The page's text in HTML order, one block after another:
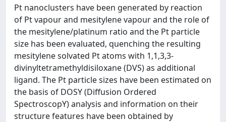
Pt nanoclusters have been generated by reaction
of Pt vapour and mesitylene vapour and the role of
the mesitylene/platinum ratio and the Pt particle
size has been evaluated, quenching the resulting
mesitylene solvated Pt atoms with 1,1,3,3-
divinyltetramethyldisiloxane (DVS) as additional
ligand. The Pt particle sizes have been estimated on
the basis of DOSY (Diffusion Ordered
SpectroscopY) analysis and information on their
structure features have been obtained by